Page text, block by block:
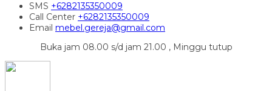
SMS +6282135350009
Call Center +6282135350009
Email mebel.gereja@gmail.com
Buka jam 08.00 s/d jam 21.00 , Minggu tutup